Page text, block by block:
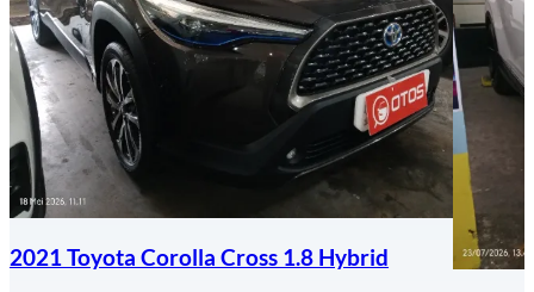
2021 Toyota Corolla Cross 1.8 Hybrid